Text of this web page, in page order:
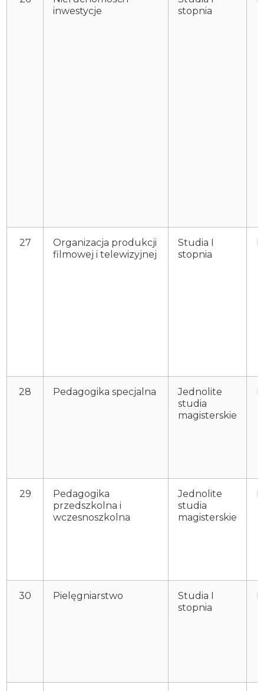
inwestycje
stopnia
27
Organizacja produkcji
filmowej i telewizyjnej
Studia I
stopnia
28 Pedagogika specjalna
Jednolite
studia
magisterskie
29
Pedagogika
przedszkolna i
wczesnoszkolna
Jednolite
studia
magisterskie
30 Pielęgniarstwo
Studia I
stopnia